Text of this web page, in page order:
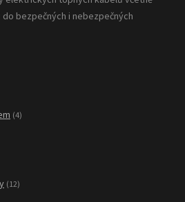
bezpečných i nebezpečných
(4)
(12)